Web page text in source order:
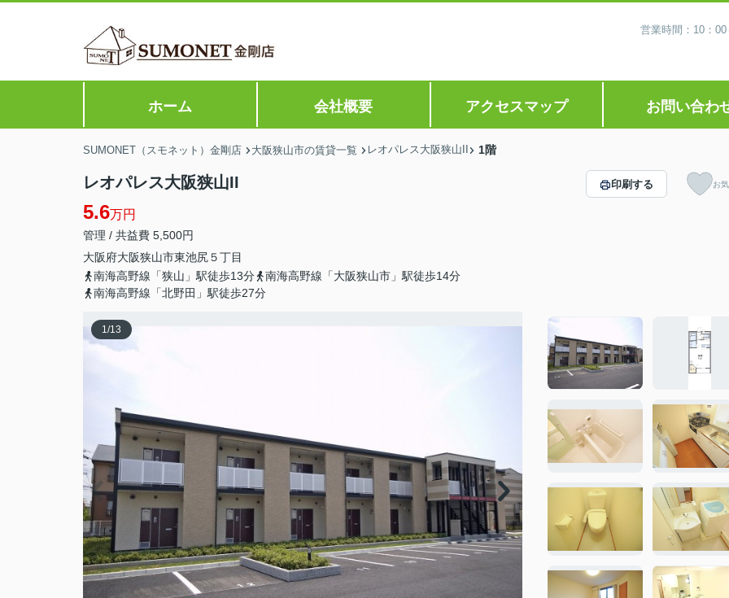
営業時間：10：
ホーム 会社概要 アクセスマップ お問い合わ
SUMONET（スモネット）金剛店 大阪狭山市の賃貸一覧 レオパレス大阪狭山II 1階
レオパレス大阪狭山II
5.6万円
管理 / 共益費 5,500円
大阪府大阪狭山市東池尻５丁目
南海高野線「狭山」駅徒歩13分
南海高野線「大阪狭山市」駅徒歩14分
南海高野線「北野田」駅徒歩27分
印刷する お
1/13